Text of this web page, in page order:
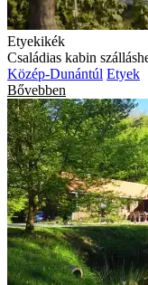
Etyekikék
Családias kabin
Közép-Dunántúl Etyek
Bővebben